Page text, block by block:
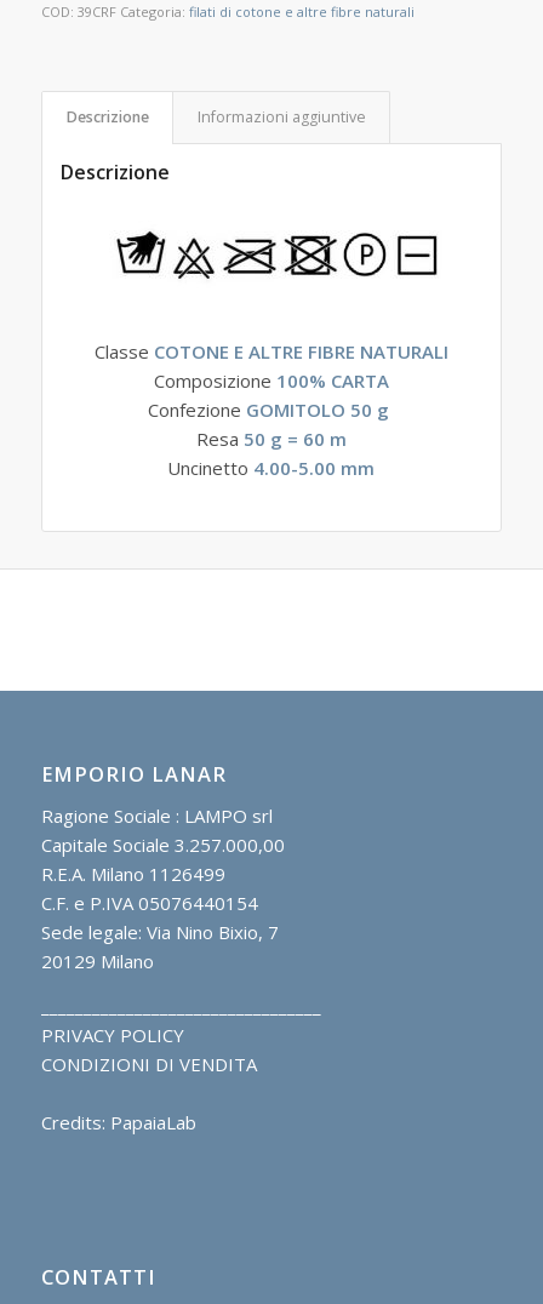
COD: 39CRF Categoria: filati di cotone e altre fibre naturali
Descrizione Informazioni aggiuntive
Descrizione
Classe COTONE E ALTRE FIBRE NATURALI
Composizione 100% CARTA
Confezione GOMITOLO 50 g
Resa 50 g = 60 m
Uncinetto 4.00-5.00 mm
EMPORIO LANAR
Ragione Sociale : LAMPO srl
Capitale Sociale 3.257.000,00
R.E.A. Milano 1126499
C.F. e P.IVA 05076440154
Sede legale: Via Nino Bixio, 7
20129 Milano
PRIVACY POLICY
CONDIZIONI DI VENDITA
Credits: PapaiaLab
CONTATTI